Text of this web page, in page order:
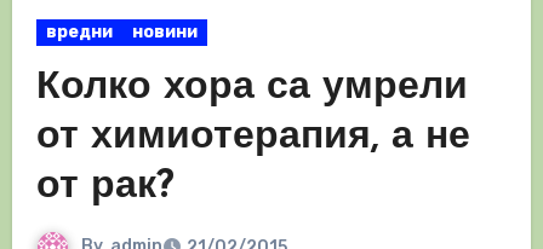
вредни новини
Колко хора са умрели
от химиотерапия, а не
от рак?